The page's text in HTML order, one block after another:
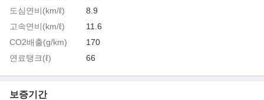
도심연비(km/ℓ)
8.9
고속연비(km/ℓ)
11.6
CO2배출(g/km)
170
연료탱크(ℓ)
66
보증기간